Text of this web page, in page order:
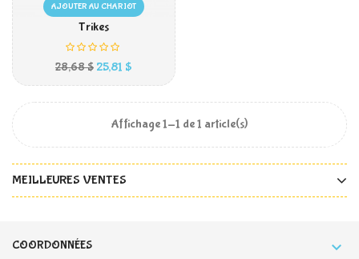
AJOUTER AU CHARIOT
Trikes
Prix
28,68 $ 25,81 $
Affichage 1-1 de 1 article(s)
MEILLEURES VENTES
COORDONNÉES 